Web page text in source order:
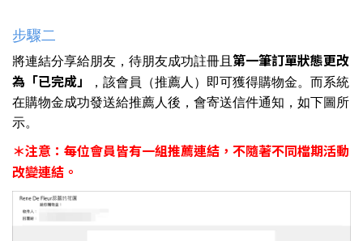
步驟二
將連結分享給朋友，待朋友成功註冊且第一筆訂單狀態更改
為「已完成」
，該會員（推薦人）即可獲得購物金。而系統
在購物金成功發送給推薦人後，會寄送信件通知，如下圖所
示。
＊注意：每位會員皆有一組推薦連結，不隨著不同檔期活動
改變連結。